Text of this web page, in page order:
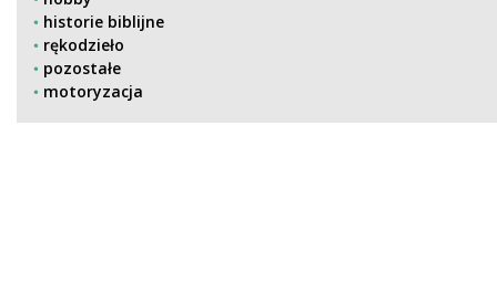
historie biblijne
rękodzieło
pozostałe
motoryzacja